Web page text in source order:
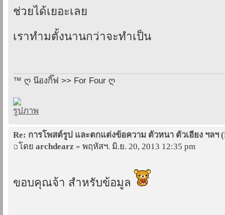
ช่วยได้เยอะเลย
เราทำมตั้งนานกว่าจะทำเป็น
™ ღ น๊องกิ๊ฟ >> For Four ღ
Re: การโพสต์รูป และตกแต่งข้อความ ตัวหนา ตัวเอียง ฯลฯ
โดย archdearz » พฤหัสฯ. มิ.ย. 20, 2013 12:35 pm
ขอบคุณจ้า สำหรับข้อมูล